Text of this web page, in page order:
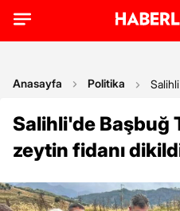
Anasayfa Politika
Salihli'de Başbuğ
zeytin fidanı